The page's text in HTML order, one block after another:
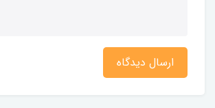
ارسال دیدگاه